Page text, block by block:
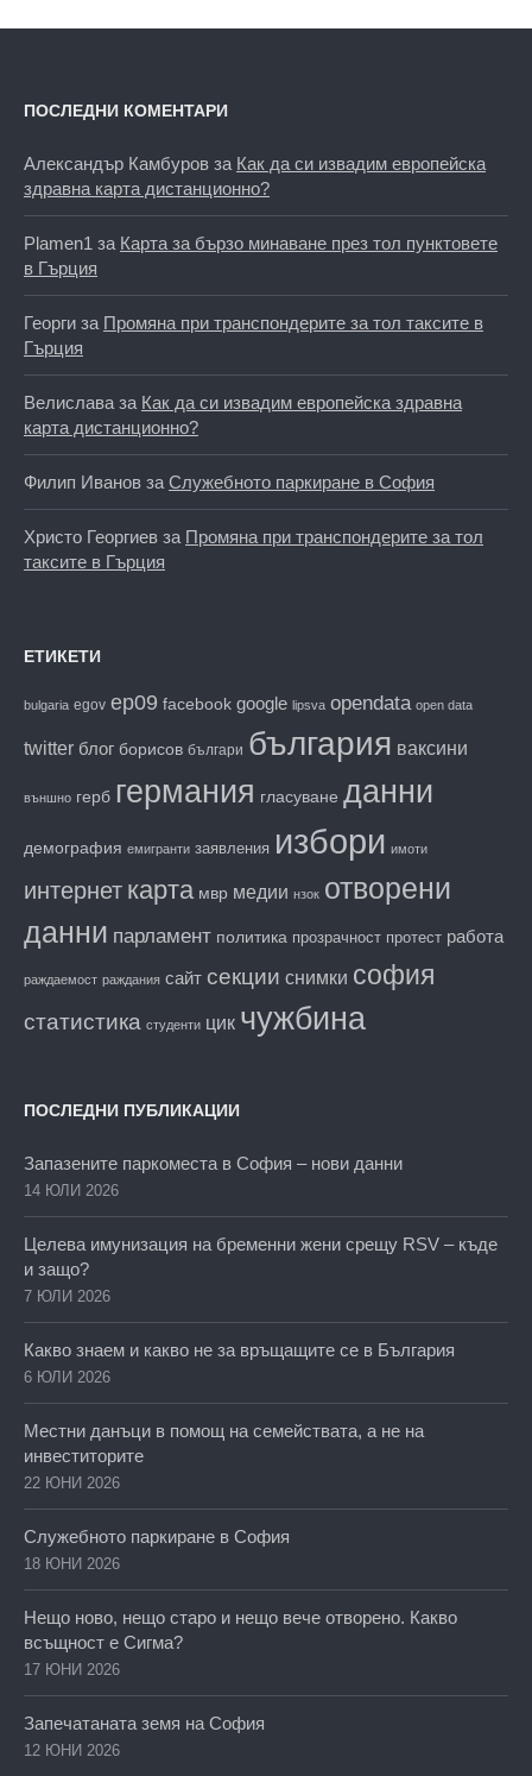
ПОСЛЕДНИ КОМЕНТАРИ
Александър Камбуров за Как да си извадим европейска
здравна карта дистанционно?
Plamen1 за Карта за бързо минаване през тол пунктовете
в Гърция
Георги за Промяна при транспондерите за тол таксите в
Гърция
Велислава за Как да си извадим европейска здравна
карта дистанционно?
Филип Иванов за Служебното паркиране в София
Христо Георгиев за Промяна при транспондерите за тол
таксите в Гърция
ЕТИКЕТИ
bulgaria egov ep09 facebook google lipsva opendata open data
twitter блог борисов българи българия ваксини
външно герб германия гласуване данни
демография емигранти заявления избори имоти
интернет карта мвр медии нзок отворени
данни парламент политика прозрачност протест работа
раждаемост раждания сайт секции снимки софия
статистика студенти цик чужбина
ПОСЛЕДНИ ПУБЛИКАЦИИ
Запазените паркоместа в София – нови данни
14 ЮЛИ 2026
Целева имунизация на бременни жени срещу RSV – къде
и защо?
7 ЮЛИ 2026
Какво знаем и какво не за връщащите се в България
6 ЮЛИ 2026
Местни данъци в помощ на семействата, а не на
инвеститорите
22 ЮНИ 2026
Служебното паркиране в София
18 ЮНИ 2026
Нещо ново, нещо старо и нещо вече отворено. Какво
всъщност е Сигма?
17 ЮНИ 2026
Запечатаната земя на София
12 ЮНИ 2026